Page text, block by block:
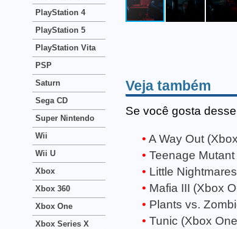
Veja também
Se você gosta
A Way Out
Teenage
Little
Mafia III (Xbox
Plants vs.
Tunic (Xbox
PlayStation 4
PlayStation 5
PlayStation Vita
PSP
Saturn
Sega CD
Super Nintendo
Wii
Wii U
Xbox
Xbox 360
Xbox One
Xbox Series X